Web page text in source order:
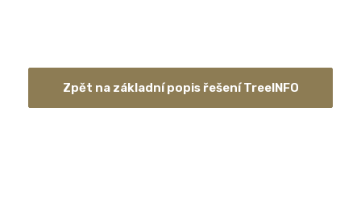
Zpět na základní popis řešení TreeINFO